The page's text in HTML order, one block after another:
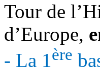
Tour de
d’Europe,
- La 1ère